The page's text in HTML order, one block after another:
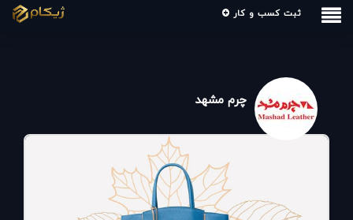
ثبت کسب و کار
چرم مشهد